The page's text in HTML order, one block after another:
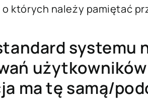
których należy pamiętać
systemu
ma tę samą/